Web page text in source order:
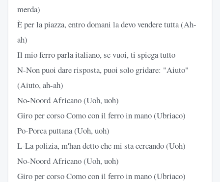
merda)
È per la piazza, entro domani la devo vendere tutta (Ah-
ah)
Il mio ferro parla italiano, se vuoi, ti spiega tutto
N-Non puoi dare risposta, puoi solo gridare: "Aiuto"
(Aiuto, ah-ah)
No-Noord Africano (Uoh, uoh)
Giro per corso Como con il ferro in mano (Ubriaco)
Po-Porca puttana (Uoh, uoh)
L-La polizia, m'han detto che mi sta cercando (Uoh)
No-Noord Africano (Uoh, uoh)
Giro per corso Como con il ferro in mano (Ubriaco)